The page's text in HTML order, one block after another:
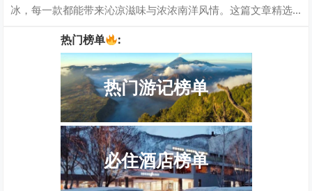
冰，每一款都能带来沁凉滋味与浓浓南洋风情。这篇文章精选7
热门榜单 :
热门游记榜单
必住酒店榜单